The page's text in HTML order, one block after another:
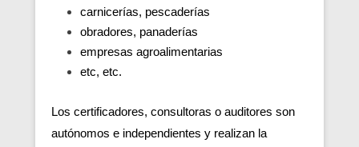
carnicerías, pescaderías
obradores, panaderías
empresas agroalimentarias
etc, etc.
Los certificadores, consultoras o auditores son
autónomos e independientes y realizan la